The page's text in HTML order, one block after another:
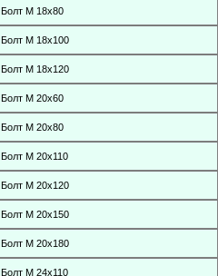
Болт М 18х80
Болт М 18х100
Болт М 18х120
Болт М 20х60
Болт М 20х80
Болт М 20х110
Болт М 20х120
Болт М 20х150
Болт М 20х180
Болт М 24х110